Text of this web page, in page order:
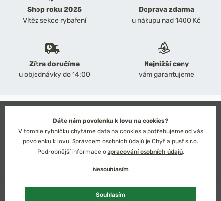
Shop roku 2025
Vítěz sekce rybaření
Doprava zdarma
u nákupu nad 1400 Kč
Zítra doručíme
u objednávky do 14:00
Nejnižší ceny
vám garantujeme
Obchodní podmínky
Ochrana osobních údajů
Technické řešení: Simplia s.r.o.
Strategický design: Petr Široký
Dáte nám povolenku k lovu na cookies?
V tomhle rybníčku chytáme data na cookies a potřebujeme od vás
povolenku k lovu. Správcem osobních údajů je Chyť a pusť s.r.o.
Podrobnější informace o zpracování osobních údajů.
Nesouhlasím
Souhlasím